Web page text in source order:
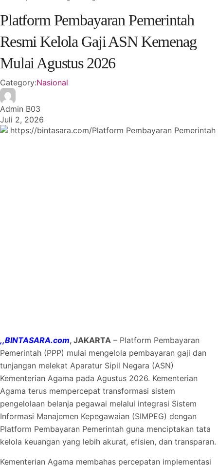
Platform Pembayaran Pemerintah
Resmi Kelola Gaji ASN Kemenag
Mulai Agustus 2026
Category:Nasional
Admin B03
Juli 2, 2026
,,BINTASARA.com, JAKARTA – Platform Pembayaran
Pemerintah (PPP) mulai mengelola pembayaran gaji dan
tunjangan melekat Aparatur Sipil Negara (ASN)
Kementerian Agama pada Agustus 2026. Kementerian
Agama terus mempercepat transformasi sistem
pengelolaan belanja pegawai melalui integrasi Sistem
Informasi Manajemen Kepegawaian (SIMPEG) dengan
Platform Pembayaran Pemerintah guna menciptakan tata
kelola keuangan yang lebih akurat, efisien, dan transparan.
Kementerian Agama membahas percepatan implementasi